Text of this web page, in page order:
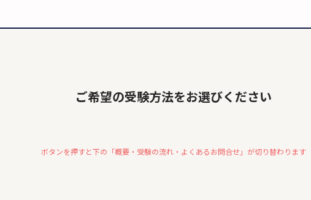
ご希望の受験方法をお選びください
ボタンを押すと下の「概要・受験の流れ・よくあるお問合せ」が切り替わります